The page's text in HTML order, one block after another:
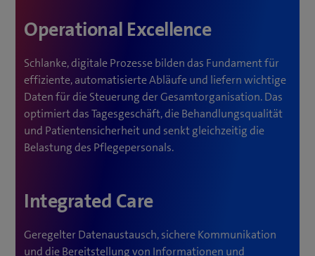
Operational Excellence
Schlanke, digitale Prozesse bilden das Fundament für
effiziente, automatisierte Abläufe und liefern wichtige
Daten für die Steuerung der Gesamtorganisation. Das
optimiert das Tagesgeschäft, die Behandlungsqualität
und Patientensicherheit und senkt gleichzeitig die
Belastung des Pflegepersonals.
Integrated Care
Geregelter Datenaustausch, sichere Kommunikation
und die Bereitstellung von Informationen und